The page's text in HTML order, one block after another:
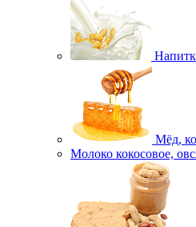
Мёд,
Молоко кокосовое,